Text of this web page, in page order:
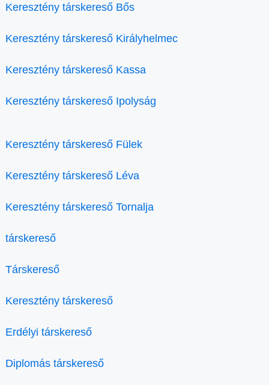
Keresztény társkereső Bős
Keresztény társkereső Királyhelmec
Keresztény társkereső Kassa
Keresztény társkereső Ipolyság
Keresztény társkereső Fülek
Keresztény társkereső Léva
Keresztény társkereső Tornalja
társkereső
Társkereső
Keresztény társkereső
Erdélyi társkereső
Diplomás társkereső